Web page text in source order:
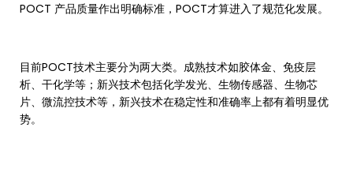
POCT 产品质量作出明确标准，POCT才算进入了规范化发展。
目前POCT技术主要分为两大类。成熟技术如胶体金、免疫层
析、干化学等；新兴技术包括化学发光、生物传感器、生物芯
片、微流控技术等，新兴技术在稳定性和准确率上都有着明显优
势。